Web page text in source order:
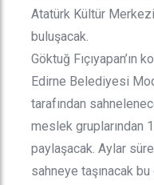
Atatürk Kültür
buluşacak.
Göktuğ Fıçıyapan’ın
Edirne Belediyesi
tarafından
meslek gruplarından
paylaşacak. Aylar
sahneye taşınacak